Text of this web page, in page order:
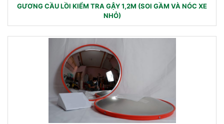
GƯƠNG CẦU LỒI KIỂM TRA GẬY 1,2M (SOI GẦM VÀ NÓC XE
NHỎ)